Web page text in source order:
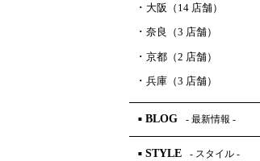
･ 大阪（14 店舗）
･ 奈良（3 店舗）
･ 京都（2 店舗）
･ 兵庫（3 店舗）
■ BLOG - 最新情報 -
■ STYLE - スタイル -